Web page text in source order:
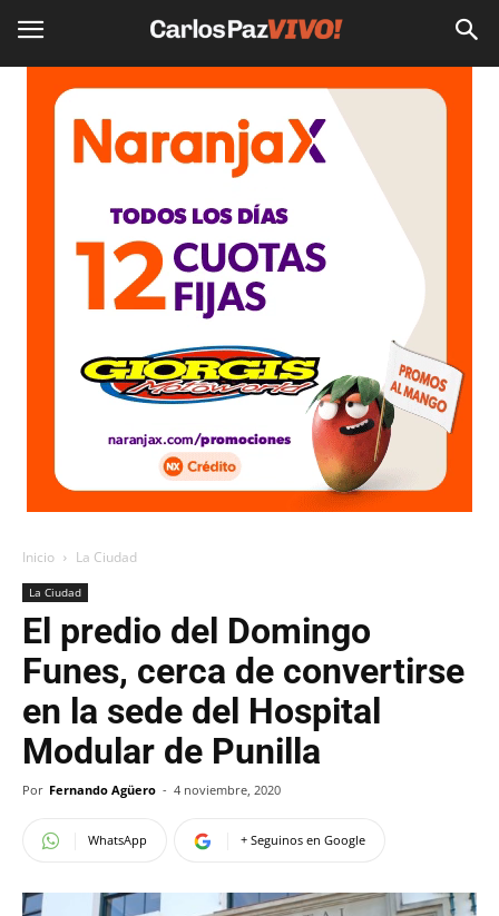
Inicio La Ciudad
La Ciudad
El predio del Domingo
Funes, cerca de convertirse
en la sede del Hospital
Modular de Punilla
Por Fernando Agüero - 4 noviembre, 2020
WhatsApp + Seguinos en Google